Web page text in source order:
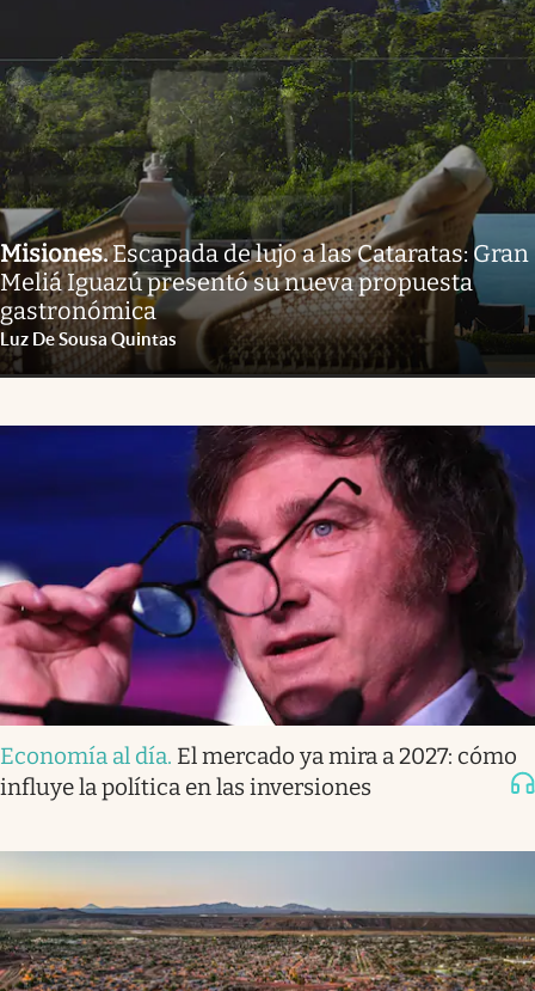
Misiones.Escapada de lujo a las Cataratas: Gran
Meliá Iguazú presentó su nueva propuesta
gastronómica
Luz De Sousa Quintas
Economía al día. El mercado ya mira a 2027: cómo
influye la política en las inversiones